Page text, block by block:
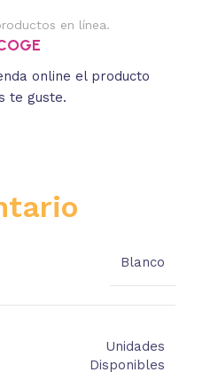
en línea.
online el producto
te guste.
Blanco
Unidades
Disponibles